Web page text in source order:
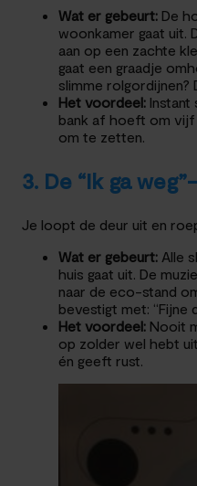
Wat er gebeurt: De
woonkamer gaat uit.
aan op een zachte
gaat een graadje
slimme rolgordijnen?
Het voordeel:
bank af hoeft om vijf
om te zetten.
3. De “Ik ga
Je loopt de deur uit en
Wat er gebeurt: Alle
huis gaat uit. De
naar de eco-stand
bevestigt met: “Fijne
Het voordeel: Nooit
op zolder wel hebt
én geeft rust.